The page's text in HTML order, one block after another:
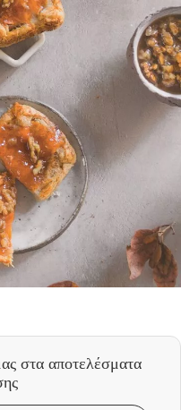
στα αποτελέσματα